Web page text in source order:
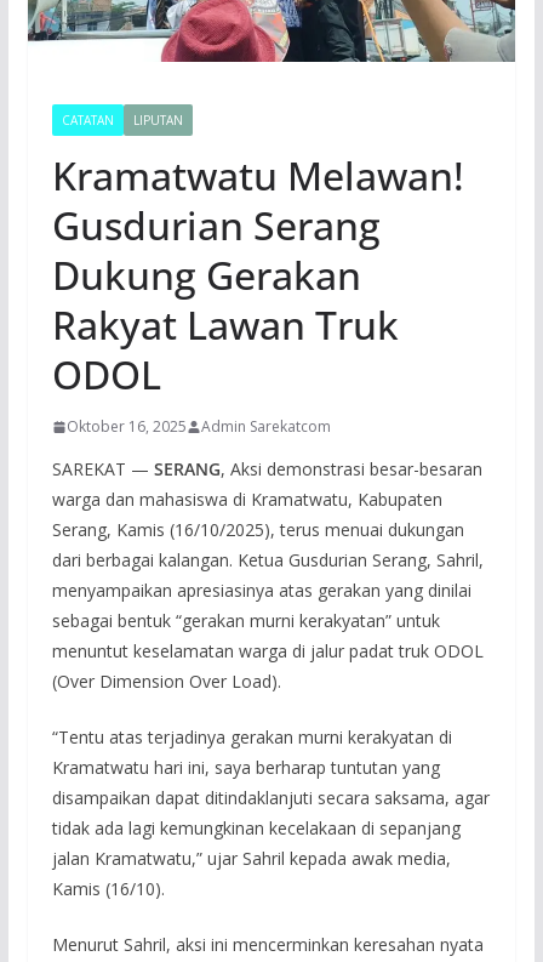
CATATAN LIPUTAN
Kramatwatu Melawan!
Gusdurian Serang
Dukung Gerakan
Rakyat Lawan Truk
ODOL
Oktober 16, 2025 Admin Sarekatcom
SAREKAT — SERANG, Aksi demonstrasi besar-besaran
warga dan mahasiswa di Kramatwatu, Kabupaten
Serang, Kamis (16/10/2025), terus menuai dukungan
dari berbagai kalangan. Ketua Gusdurian Serang, Sahril,
menyampaikan apresiasinya atas gerakan yang dinilai
sebagai bentuk “gerakan murni kerakyatan” untuk
menuntut keselamatan warga di jalur padat truk ODOL
(Over Dimension Over Load).
“Tentu atas terjadinya gerakan murni kerakyatan di
Kramatwatu hari ini, saya berharap tuntutan yang
disampaikan dapat ditindaklanjuti secara saksama, agar
tidak ada lagi kemungkinan kecelakaan di sepanjang
jalan Kramatwatu,” ujar Sahril kepada awak media,
Kamis (16/10).
Menurut Sahril, aksi ini mencerminkan keresahan nyata